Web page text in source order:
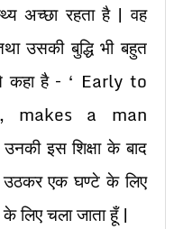
अच्छा रहता है | वह
उसकी बुद्धि भी बहुत
कहा है – ‘ Early to
makes a man
इस शिक्षा के बाद
उठकर एक घण्टे के लिए
लिए चला जाता हूँ |